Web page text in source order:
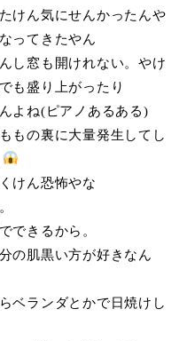
けん気にせんかったんや
ってきたやん
し窓も開けれない。やけ
も盛り上がったり
よね(ピアノあるある)
もの裏に大量発生してし
けん恐怖やな
できるから。
の肌黒い方が好きなん
ベランダとかで日焼けし